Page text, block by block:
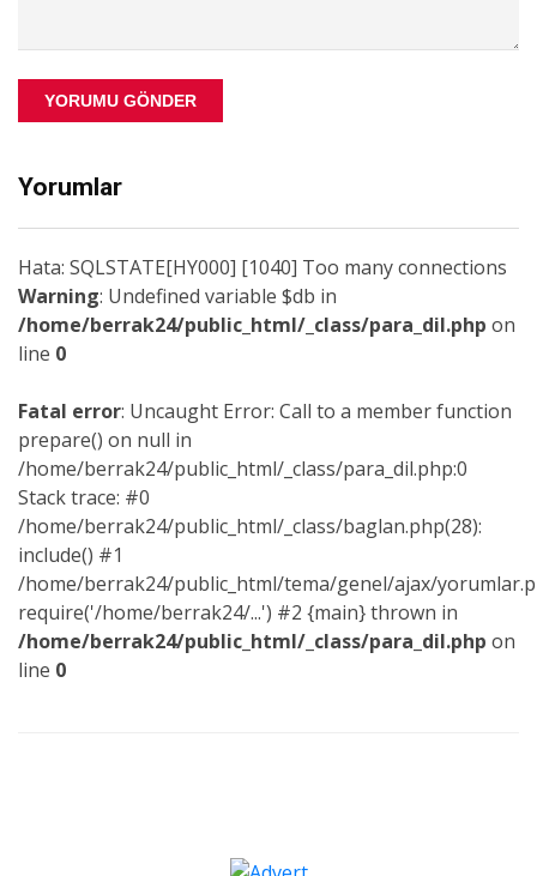
YORUMU GÖNDER
Yorumlar
Hata: SQLSTATE[HY000] [1040] Too many connections
Warning: Undefined variable $db in
/home/berrak24/public_html/_class/para_dil.php on
line 0
Fatal error: Uncaught Error: Call to a member function
prepare() on null in
/home/berrak24/public_html/_class/para_dil.php:0
Stack trace: #0
/home/berrak24/public_html/_class/baglan.php(28):
include() #1
/home/berrak24/public_html/tema/genel/ajax/
require('/home/berrak24/...') #2 {main} thrown in
/home/berrak24/public_html/_class/para_dil.php on
line 0